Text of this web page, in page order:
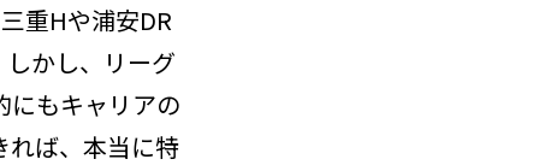
重Hや浦安DR
かし、リーグ
にもキャリアの
れば、本当に特